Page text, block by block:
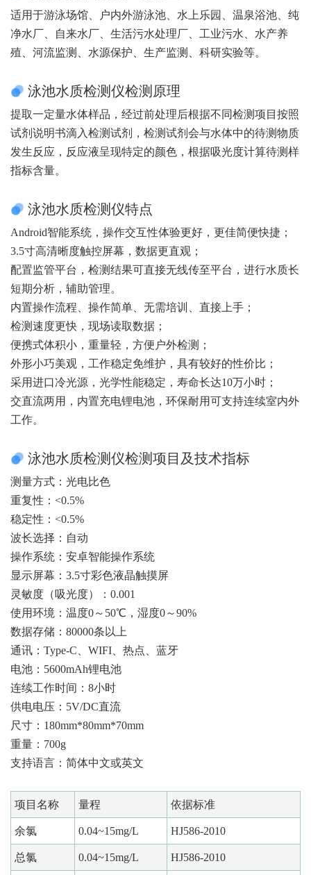
适用于游泳场馆、户内外游泳池、水上乐园、温泉浴池、纯
净水厂、自来水厂、生活污水处理厂、工业污水、水产养
殖、河流监测、水源保护、生产监测、科研实验等。
泳池水质检测仪检测原理
提取一定量水体样品，经过前处理后根据不同检测项目按照
试剂说明书滴入检测试剂，检测试剂会与水体中的待测物质
发生反应，反应液呈现特定的颜色，根据吸光度计算待测样
指标含量。
泳池水质检测仪特点
Android智能系统，操作交互性体验更好，更佳简便快捷；
3.5寸高清晰度触控屏幕，数据更直观；
配置监管平台，检测结果可直接无线传至平台，进行水质长
短期分析，辅助管理。
内置操作流程、操作简单、无需培训、直接上手；
检测速度更快，现场读取数据；
便携式体积小，重量轻，方便户外检测；
外形小巧美观，工作稳定免维护，具有较好的性价比；
采用进口冷光源，光学性能稳定，寿命长达10万小时；
交直流两用，内置充电锂电池，环保耐用可支持连续室内外
工作。
泳池水质检测仪检测项目及技术指标
测量方式：光电比色
重复性：<0.5%
稳定性：<0.5%
波长选择：自动
操作系统：安卓智能操作系统
显示屏幕：3.5寸彩色液晶触摸屏
灵敏度（吸光度）：0.001
使用环境：温度0～50℃，湿度0～90%
数据存储：80000条以上
通讯：Type-C、WIFI、热点、蓝牙
电池：5600mAh锂电池
连续工作时间：8小时
供电电压：5V/DC直流
尺寸：180mm*80mm*70mm
重量：700g
支持语言：简体中文或英文
项目名称 量程 依据标准
余氯 0.04~15mg/L HJ586-2010
总氯 0.04~15mg/L HJ586-2010